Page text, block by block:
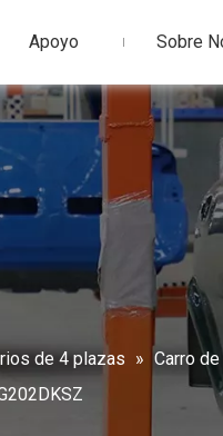
Apoyo Sobre
de 4 plazas » Carro